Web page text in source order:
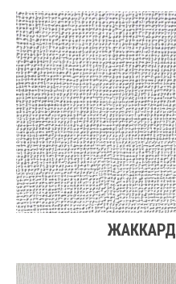
ЖАККАРД